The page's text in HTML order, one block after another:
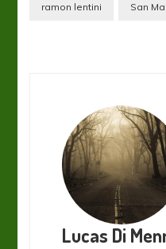
ramon lentini San
Lucas Di